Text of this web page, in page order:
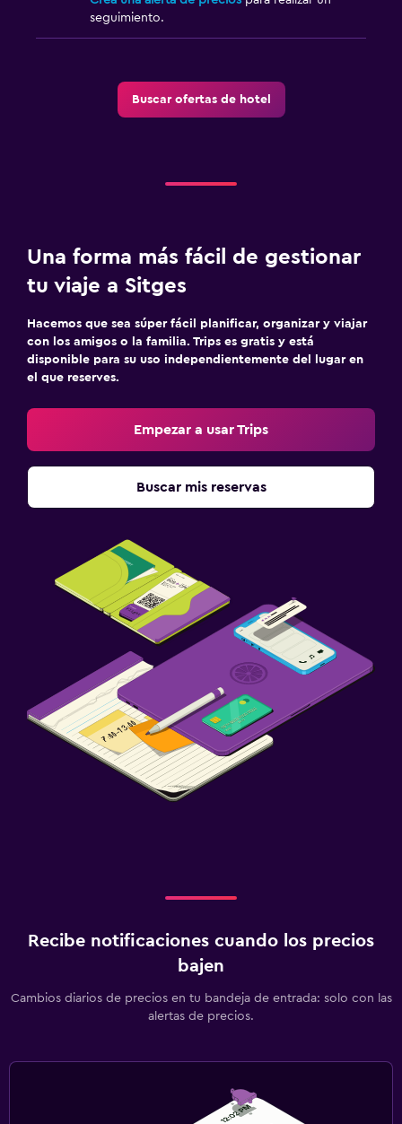
seguimiento.
Buscar ofertas de hotel
Una forma más fácil de gestionar
tu viaje a Sitges
Hacemos que sea súper fácil planificar, organizar y viajar
con los amigos o la familia. Trips es gratis y está
disponible para su uso independientemente del lugar en
el que reserves.
Empezar a usar Trips
Buscar mis reservas
Recibe notificaciones cuando los precios
bajen
Cambios diarios de precios en tu bandeja de entrada: solo con las
alertas de precios.